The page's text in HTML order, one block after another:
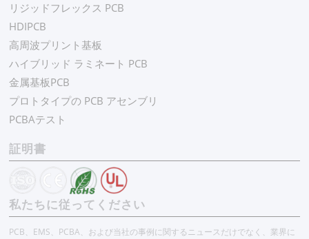
リジッドフレックス PCB
HDIPCB
高周波プリント基板
ハイブリッド ラミネート PCB
金属基板PCB
プロトタイプの PCB アセンブリ
PCBAテスト
証明書
私たちに従ってください
PCB、EMS、PCBA、および当社の事例に関するニュースだけでなく、業界に